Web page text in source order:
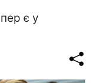
є у